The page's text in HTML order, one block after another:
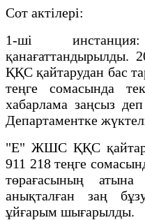
Сот актілері:
1-ші
қанағаттандырылды.
ҚҚС қайтарудан бас
теңге сомасында
хабарлама заңсыз
Департаментке
"Е" ЖШС ҚҚС
911 218 теңге
төрағасының атына
анықталған заң
ұйғарым шығарылды.